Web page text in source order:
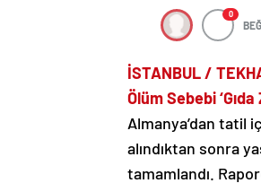
0
İSTANBUL /
Ölüm Sebebi
Almanya’dan tatil
alındıktan sonra
tamamlandı.